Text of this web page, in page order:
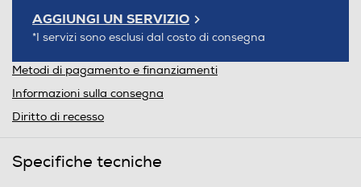
AGGIUNGI UN SERVIZIO
*I servizi sono esclusi dal costo di consegna
Metodi di pagamento e finanziamenti
Informazioni sulla consegna
Diritto di recesso
Specifiche tecniche